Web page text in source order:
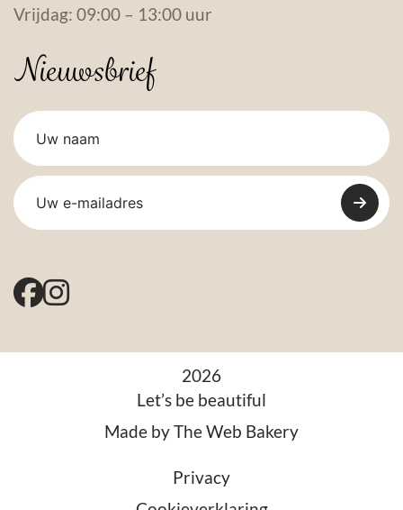
Vrijdag: 09:00 – 13:00 uur
Nieuwsbrief
2026
Let’s be beautiful
Made byThe Web Bakery
Privacy